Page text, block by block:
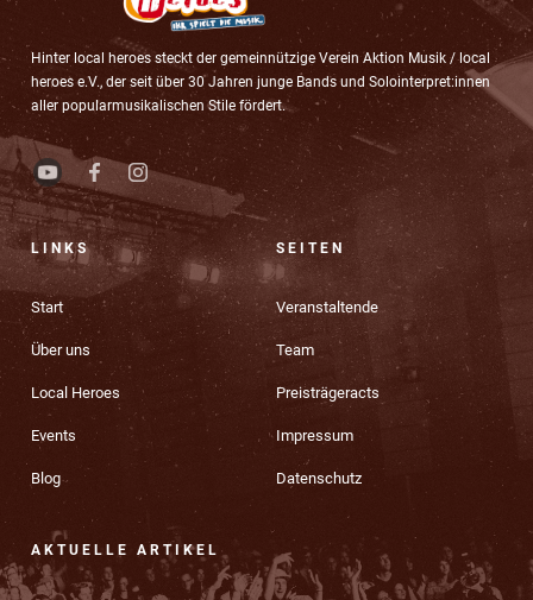
Hinter local heroes steckt der gemeinnützige Verein Aktion Musik / local
heroes e.V., der seit über 30 Jahren junge Bands und Solointerpret:innen
aller popularmusikalischen Stile fördert.
LINKS
Start
Über uns
Local Heroes
Events
Blog
SEITEN
Veranstaltende
Team
Preisträgeracts
Impressum
Datenschutz
AKTUELLE ARTIKEL